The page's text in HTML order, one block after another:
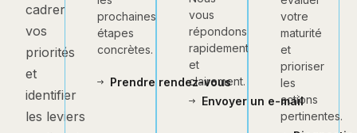
cadrer
vos
priorités
et
identifier
les leviers
prochaines
étapes
concrètes.
Prendre rendez-vous
vous
répondons
rapidement
et
clairement.
Envoyer un e-mail
votre
maturité
et
prioriser
les
actions
pertinentes.